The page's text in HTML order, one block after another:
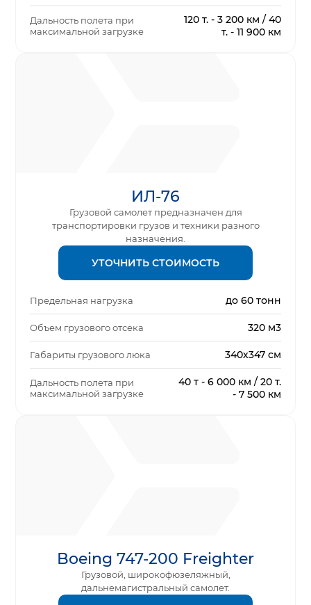
Дальность полета при
максимальной загрузке
120 т. - 3 200 км / 40
т. - 11 900 км
ИЛ-76
Грузовой самолет предназначен для
транспортировки грузов и техники разного
назначения.
УТОЧНИТЬ СТОИМОСТЬ
Предельная нагрузка до 60 тонн
Объем грузового отсека 320 м3
Габариты грузового люка 340х347 см
Дальность полета при
максимальной загрузке
40 т - 6 000 км / 20 т.
- 7 500 км
Boeing 747-200 Freighter
Грузовой, широкофюзеляжный,
дальнемагистральный самолет.